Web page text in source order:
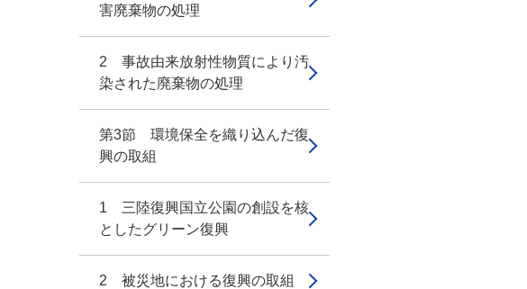
害廃棄物の処理
2 事故由来放射性物質により汚
染された廃棄物の処理
第3節 環境保全を織り込んだ復
興の取組
1 三陸復興国立公園の創設を核
としたグリーン復興
2 被災地における復興の取組